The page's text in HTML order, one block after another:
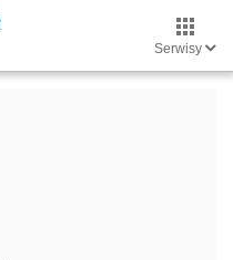
Serwisy